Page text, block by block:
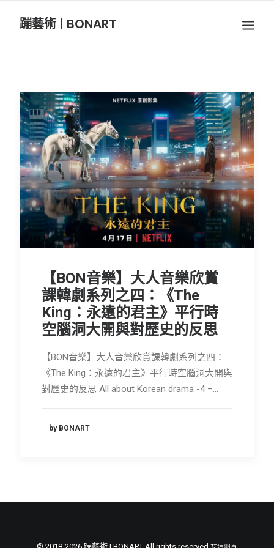
蹦藝術 | BONART
BON攝影
BON插畫
BON旅行
節慶長笛樂團
會員專區
SEARCH
【BON音樂】大人音樂欣賞
課韓劇系列之四：《The
King：永遠的君主》平行時
空腦洞大開與對歷史的反思
【BON音樂】大人音樂欣賞課韓劇系列之四：
《The King：永遠的君主》平行時空腦洞大開與
對歷史的反思 All about Korean drama -4 –…
by BONART